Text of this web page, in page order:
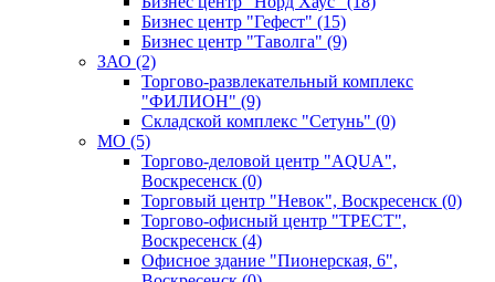
Бизнес центр "Гефест" (15)
Бизнес центр "Таволга" (9)
ЗАО (2)
Торгово-развлекательный комплекс
"ФИЛИОН" (9)
Складской комплекс "Сетунь" (0)
MO (5)
Торгово-деловой центр "AQUA",
Воскресенск (0)
Торговый центр "Невок", Воскресенск (0)
Торгово-офисный центр "ТРЕСТ",
Воскресенск (4)
Офисное здание "Пионерская, 6",